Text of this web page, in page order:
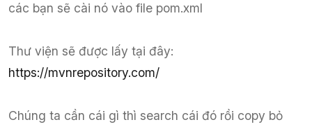
các bạn sẽ cài nó vào file pom.xml
Thư viện sẽ được lấy tại đây:
https://mvnrepository.com/
Chúng ta cần cái gì thì search cái đó rồi copy bỏ